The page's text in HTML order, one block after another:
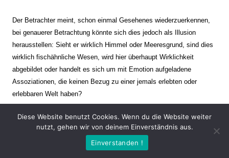
Der Betrachter meint, schon einmal Gesehenes wiederzuerkennen,
bei genauerer Betrachtung könnte sich dies jedoch als Illusion
herausstellen: Sieht er wirklich Himmel oder Meeresgrund, sind dies
wirklich fischähnliche Wesen, wird hier überhaupt Wirklichkeit
abgebildet oder handelt es sich um mit Emotion aufgeladene
Assoziationen, die keinen Bezug zu einer jemals erlebten oder
erlebbaren Welt haben?
Verharren und Dynamik stehen sich dabei gegenüber. Zeit steht still
oder verrinnt im Nu. Es soll dabei eine Spannung, auch farblich, bis
zur Schmerzgrenze erzeugt werden. Die Arbeiten stellen ambivalente
Diese Website benutzt Cookies. Wenn du die Website weiter
nutzt, gehen wir von deinem Einverständnis aus.
Einverstanden !